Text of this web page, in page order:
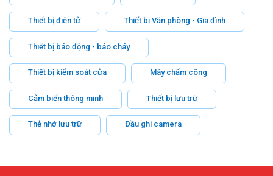
Thiết bị điện tử Thiết bị Văn phòng - Gia đình
Thiết bị báo động - báo cháy
Thiết bị kiểm soát cửa Máy chấm công
Cảm biến thông minh Thiết bị lưu trữ
Thẻ nhớ lưu trữ Đầu ghi camera